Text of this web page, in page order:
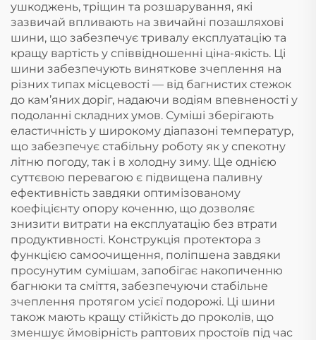
ушкоджень, тріщин та розшарування, які
зазвичай впливають на звичайні позашляхові
шини, що забезпечує тривалу експлуатацію та
кращу вартість у співвідношенні ціна-якість. Ці
шини забезпечують виняткове зчеплення на
різних типах місцевості — від багнистих стежок
до кам’яних доріг, надаючи водіям впевненості у
подоланні складних умов. Суміші зберігають
еластичність у широкому діапазоні температур,
що забезпечує стабільну роботу як у спекотну
літню погоду, так і в холодну зиму. Ще однією
суттєвою перевагою є підвищена паливну
ефективність завдяки оптимізованому
коефіцієнту опору коченню, що дозволяє
знизити витрати на експлуатацію без втрати
продуктивності. Конструкція протектора з
функцією самоочищення, поліпшена завдяки
просунутим сумішам, запобігає накопиченню
багнюки та сміття, забезпечуючи стабільне
зчеплення протягом усієї подорожі. Ці шини
також мають кращу стійкість до проколів, що
зменшує ймовірність раптових простоїв під час